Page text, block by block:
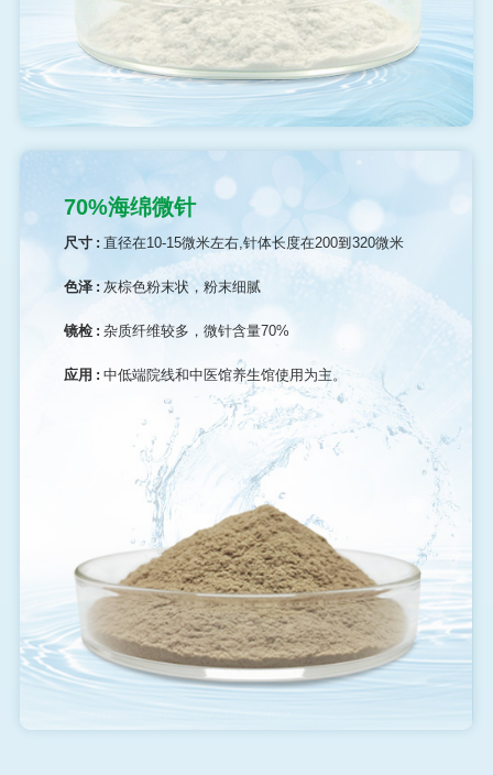
70%海绵微针
尺寸 : 直径在10-15微米左右,针体长度在200到320微米
色泽 : 灰棕色粉末状，粉末细腻
镜检 : 杂质纤维较多，微针含量70%
应用 : 中低端院线和中医馆养生馆使用为主。